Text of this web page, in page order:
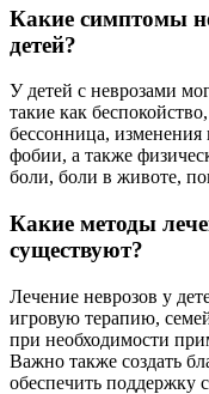
Какие симптомы
детей?
У детей с неврозами
такие как
бессонница,
фобии, а также
боли, боли в животе,
Какие методы
существуют?
Лечение неврозов у
игровую терапию,
при необходимости
Важно также создать
обеспечить поддержку